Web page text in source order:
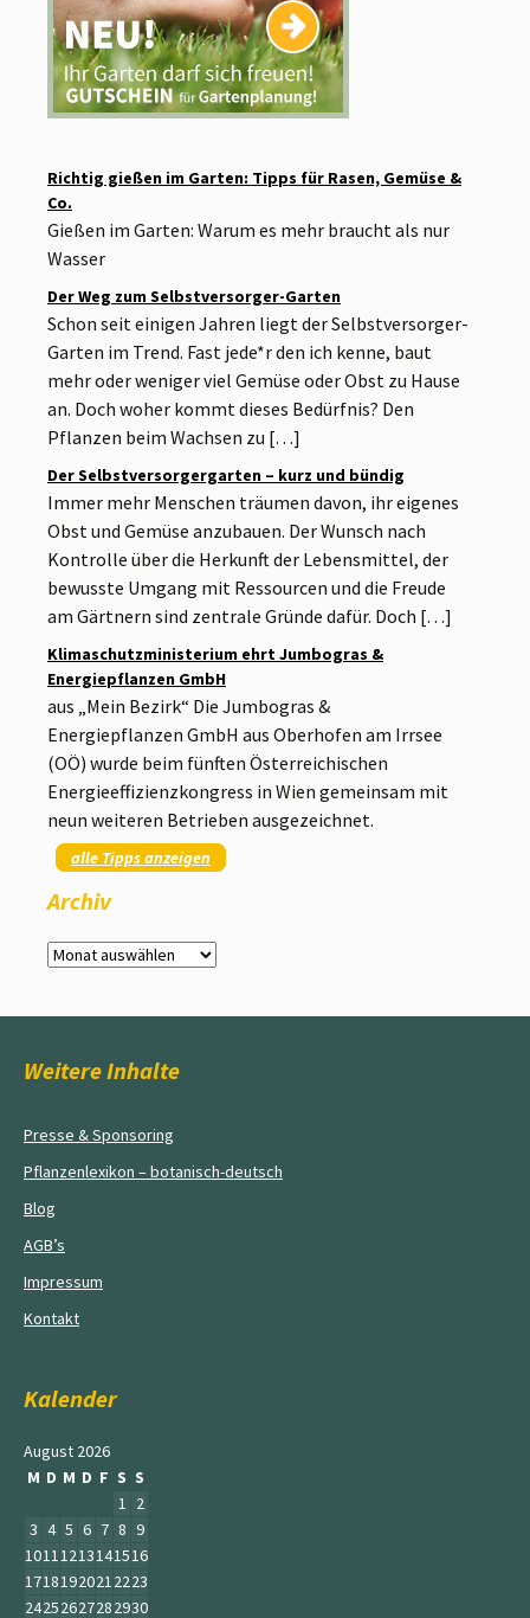
Richtig gießen im Garten: Tipps für Rasen, Gemüse &
Co.
Gießen im Garten: Warum es mehr braucht als nur
Wasser
Der Weg zum Selbstversorger-Garten
Schon seit einigen Jahren liegt der Selbstversorger-
Garten im Trend. Fast jede*r den ich kenne, baut
mehr oder weniger viel Gemüse oder Obst zu Hause
an. Doch woher kommt dieses Bedürfnis? Den
Pflanzen beim Wachsen zu […]
Der Selbstversorgergarten – kurz und bündig
Immer mehr Menschen träumen davon, ihr eigenes
Obst und Gemüse anzubauen. Der Wunsch nach
Kontrolle über die Herkunft der Lebensmittel, der
bewusste Umgang mit Ressourcen und die Freude
am Gärtnern sind zentrale Gründe dafür. Doch […]
Klimaschutzministerium ehrt Jumbogras &
Energiepflanzen GmbH
aus „Mein Bezirk“ Die Jumbogras &
Energiepflanzen GmbH aus Oberhofen am Irrsee
(OÖ) wurde beim fünften Österreichischen
Energieeffizienzkongress in Wien gemeinsam mit
neun weiteren Betrieben ausgezeichnet.
alle Tipps anzeigen
Archiv
Archiv
Weitere Inhalte
Presse & Sponsoring
Pflanzenlexikon – botanisch-deutsch
Blog
AGB’s
Impressum
Kontakt
Kalender
August 2026
M D M D F S S
1 2
3 4 5 6 7 8 9
10111213141516
17181920212223
24252627282930